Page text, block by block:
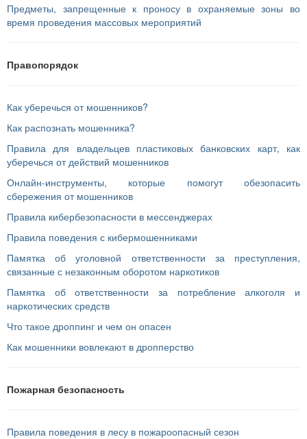
Предметы, запрещенные к проносу в охраняемые зоны во
время проведения массовых мероприятий
Правопорядок
Как уберечься от мошенников?
Как распознать мошенника?
Правила для владельцев пластиковых банковских карт, как
уберечься от действий мошенников
Онлайн-инструменты, которые помогут обезопасить
сбережения от мошенников
Правила кибербезопасности в мессенджерах
Правила поведения с кибермошенниками
Памятка об уголовной ответственности за преступления,
связанные с незаконным оборотом наркотиков
Памятка об ответственности за потребление алкоголя и
наркотических средств
Что такое дроппинг и чем он опасен
Как мошенники вовлекают в дропперство
Пожарная безопасность
Правила поведения в лесу в пожароопасный сезон